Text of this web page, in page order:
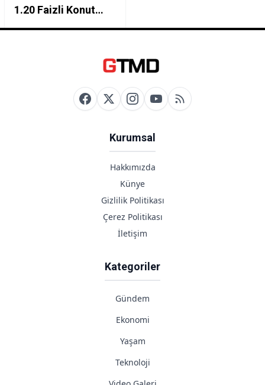
1.20 Faizli Konut
Kredisi Müjdesi
Açıldı 15 Yıl Vadeyle
Sahibi Olma Tablosu
Kurumsal
Hakkımızda
Künye
Gizlilik Politikası
Çerez Politikası
İletişim
Kategoriler
Gündem
Ekonomi
Yaşam
Teknoloji